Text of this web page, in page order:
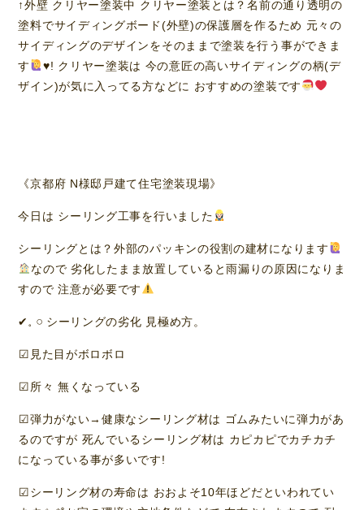
↑外壁 クリヤー塗装中 クリヤー塗装とは？名前の通り透明の
塗料でサイディングボード(外壁)の保護層を作るため 元々の
サイディングのデザインをそのままで塗装を行う事ができま
す
♥️! クリヤー塗装は 今の意匠の高いサイディングの柄(デ
ザイン)が気に入ってる方などに おすすめの塗装です
《京都府 N様邸戸建て住宅塗装現場》
今日は シーリング工事を行いました
シーリングとは？外部のパッキンの役割の建材になります
なので 劣化したまま放置していると雨漏りの原因になりま
すので 注意が必要です
✔𓈒 𓏸 シーリングの劣化 見極め方。
︎︎︎︎☑︎見た目がボロボロ
︎︎︎︎☑︎所々 無くなっている
︎︎︎︎☑︎弾力がない→健康なシーリング材は ゴムみたいに弾力があ
るのですが 死んでいるシーリング材は カピカピでカチカチ
になっている事が多いです!
︎︎︎︎☑︎シーリング材の寿命は おおよそ10年ほどだといわれてい